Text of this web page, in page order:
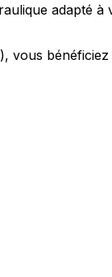
adapté à
vous bénéficiez